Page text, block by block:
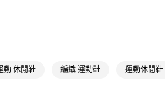
動 休閒鞋 編織 運動鞋 運動休閒鞋